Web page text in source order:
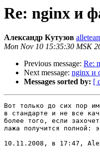
Re: nginx и
Александр Кутузов
Mon Nov 10 15:35:30 MSK
Previous message: Re:
Next message: nginx и
Messages sorted by: [
Вот только до сих пор
в стандарте и не все
более того, если
лажа получится полной:
10.11.2008, в 17:47,